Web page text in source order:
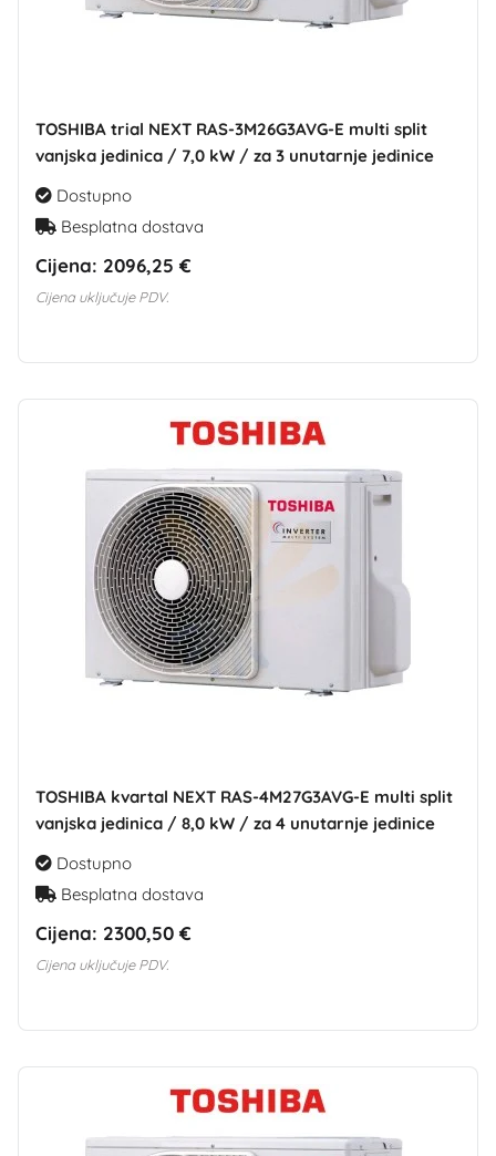
TOSHIBA trial NEXT RAS-3M26G3AVG-E multi split
vanjska jedinica / 7,0 kW / za 3 unutarnje jedinice
Dostupno
Besplatna dostava
Cijena: 2096,25 €
Cijena uključuje PDV.
TOSHIBA kvartal NEXT RAS-4M27G3AVG-E multi split
vanjska jedinica / 8,0 kW / za 4 unutarnje jedinice
Dostupno
Besplatna dostava
Cijena: 2300,50 €
Cijena uključuje PDV.